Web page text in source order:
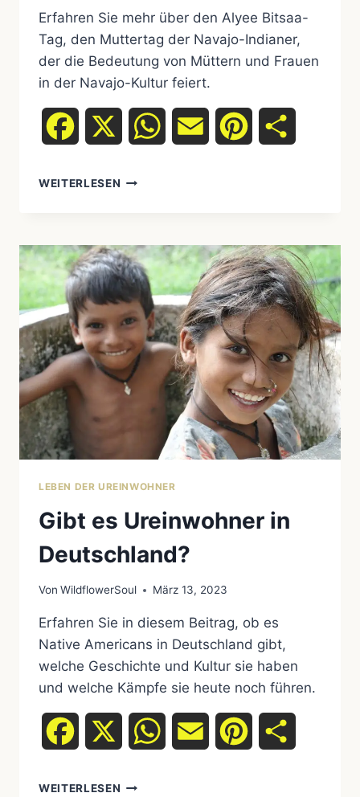
Erfahren Sie mehr über den Alyee Bitsaa-
Tag, den Muttertag der Navajo-Indianer,
der die Bedeutung von Müttern und Frauen
in der Navajo-Kultur feiert.
Facebook WhatsAppEmail Pinterest
WEITERLESEN NAVAJO
BITSAA“:
DER
MUTTERTAG
DER
NAVAJO-
UREINWOHNER
LEBEN DER UREINWOHNER
Gibt es Ureinwohner in
Deutschland?
Von WildflowerSoul März 13, 2023
Erfahren Sie in diesem Beitrag, ob es
Native Americans in Deutschland gibt,
welche Geschichte und Kultur sie haben
und welche Kämpfe sie heute noch führen.
Facebook WhatsAppEmail Pinterest
WEITERLESEN GIBT